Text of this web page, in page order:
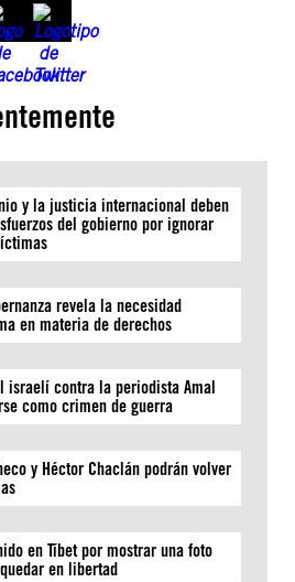
y la justicia internacional deben
del gobierno por ignorar
revela la necesidad
en materia de derechos
israelí contra la periodista Amal
como crimen de guerra
y Héctor Chaclán podrán volver
en Tíbet por mostrar una foto
en libertad